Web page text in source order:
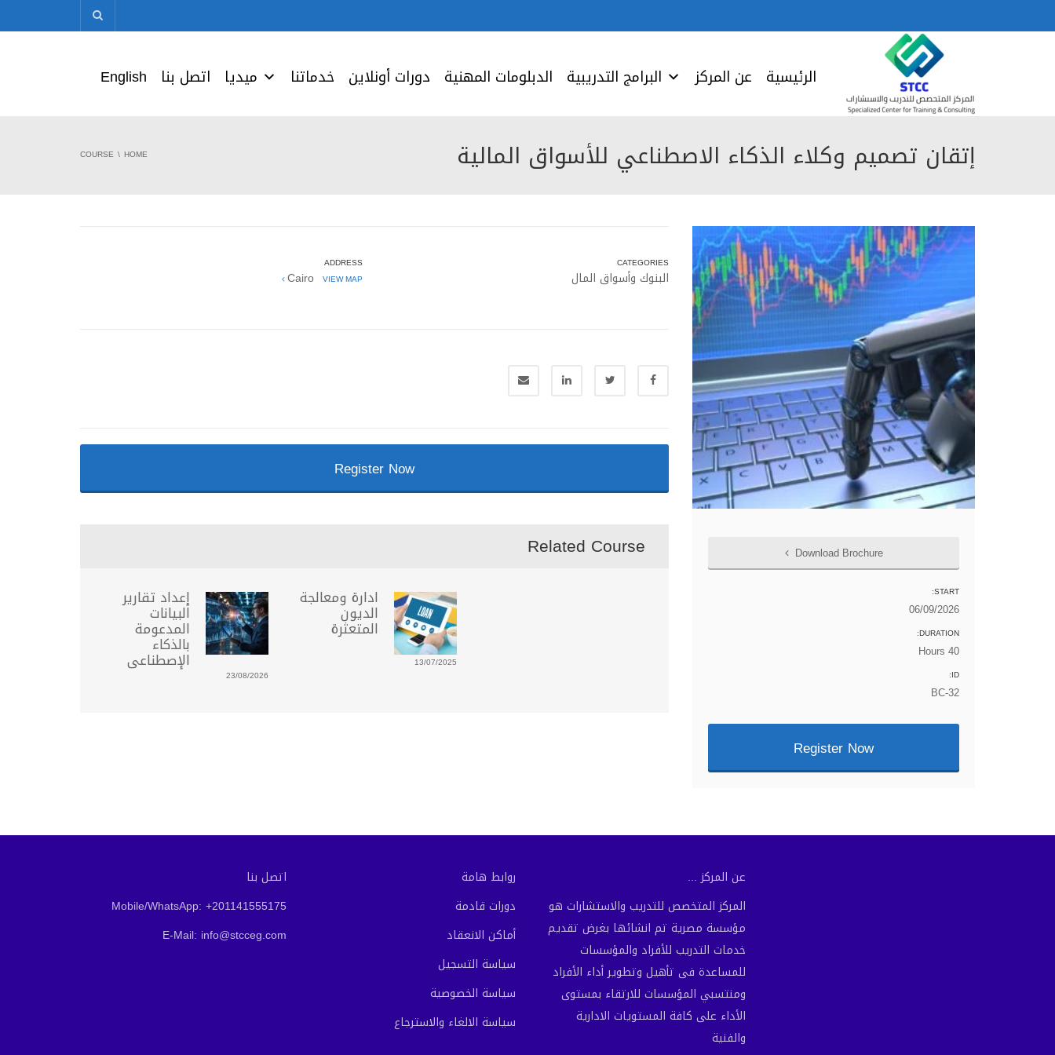
الرئيسية عن المركز البرامج التدريبية الدبلومات المهنية دورات أونلاين خدماتنا ميديا اتصل بنا English
إتقان تصميم وكلاء الذكاء الاصطناعي للأسواق المالية HOME
COURSE
Download Brochure
START:
06/09/2026
DURATION:
40 Hours
ID:
BC-32
Register Now
ADDRESS
Cairo VIEW MAP
CATEGORIES
البنوك وأسواق المال
Register Now
Related Course
إعداد تقارير
البيانات
المدعومة
بالذكاء
الإصطناعى
23/08/2026
ادارة ومعالجة
الديون
المتعثرة
13/07/2025
اتصل بنا
Mobile/WhatsApp: +201141555175
E-Mail: info@stcceg.com
روابط هامة
دورات قادمة
أماكن الانعقاد
سياسة التسجيل
سياسة الخصوصية
سياسة الالغاء والاسترجاع
عن المركز ...
المركز المتخصص للتدريب والاستشارات هو
مؤسسة مصرية تم انشائها بغرض تقديم
خدمات التدريب للأفراد والمؤسسات
للمساعدة فى تأهيل وتطوير أداء الأفراد
ومنتسبي المؤسسات للارتقاء بمستوى
الأداء على كافة المستويات الادارية
والفنية